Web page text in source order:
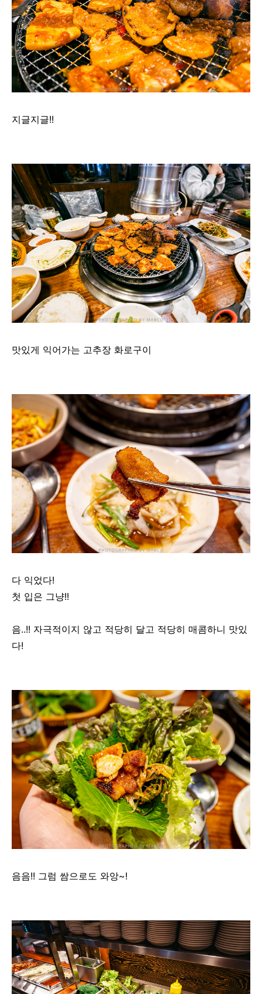
지글지글!!
맛있게 익어가는 고추장 화로구이
다 익었다!
첫 입은 그냥!!
음..!! 자극적이지 않고 적당히 달고 적당히 매콤하니 맛있
다!
음음!! 그럼 쌈으로도 와앙~!